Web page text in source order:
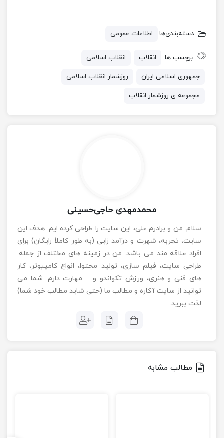
دسته‌بندی‌ها اطلاعات عمومی
برچسب ها انقلاب انقلاب اسلامی
جمهوری اسلامی ایران روزشمار انقلاب اسلامی
مجموعه ی روزشمار انقلاب
محمدمهدی حاجی‌حسینی
سلام. من و برادرم علی، این سایت را طراحی کرده ایم. هدف این
سایت، تجربه، شهرت و درآمد زایی (به طور کاملاً رایگان) برای
افراد علاقه مند می باشد. من در زمینه های مختلف از جمله:
طراحی سایت، فیلم سازی، تولید محتوا، انواع کامپیوتر، کار
های فنی و هنری، ورزش تکواندو و… مهارت دارم. شما می
توانید از سایت آکاره و مطالب ما (حتی شاید مطالب خود شما)
لذت ببرید.
مطالب مشابه